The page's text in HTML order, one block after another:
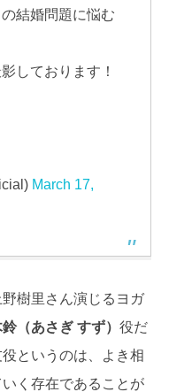
結婚問題に悩む
しております！
March 17,
樹里さん演じるヨガ
（あさぎ すず） 役だ
というのは、よき相
く存在であることが